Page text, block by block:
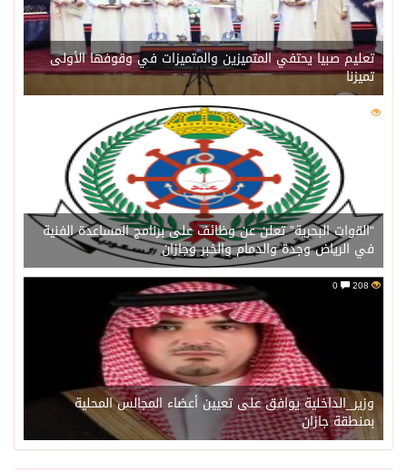
تعليم صبيا يحتفي المتميزين والمتميزات في وقوفها الأولى
تميزنا
211
“القوات البحرية” تعلن عن وظائف على برنامج المساعدة الفنية
في الرياض وجدة والدمام والخبر وجازان
208
وزير_الداخلية يوافق على تعيين أعضاء المجالس المحلية
بمنطقة جازان